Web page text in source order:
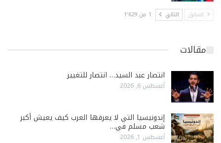
السابق التالي 1 من 1٬629
مقالات
انتصار عبد السيد… انتصار للتغيير
أغسطس 6, 2026
إندونيسيا التي لا يعرفها العرب كيف يعيش أكبر
شعب مسلم في…
أغسطس 1, 2026